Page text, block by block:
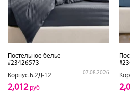
Постельное белье
#23426573
Корпус.Б.2Д-12
07.08.2026
2,012руб